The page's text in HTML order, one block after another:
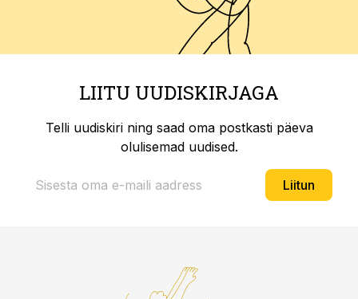
LIITU UUDISKIRJAGA
Telli uudiskiri ning saad oma postkasti päeva
olulisemad uudised.
Liitun